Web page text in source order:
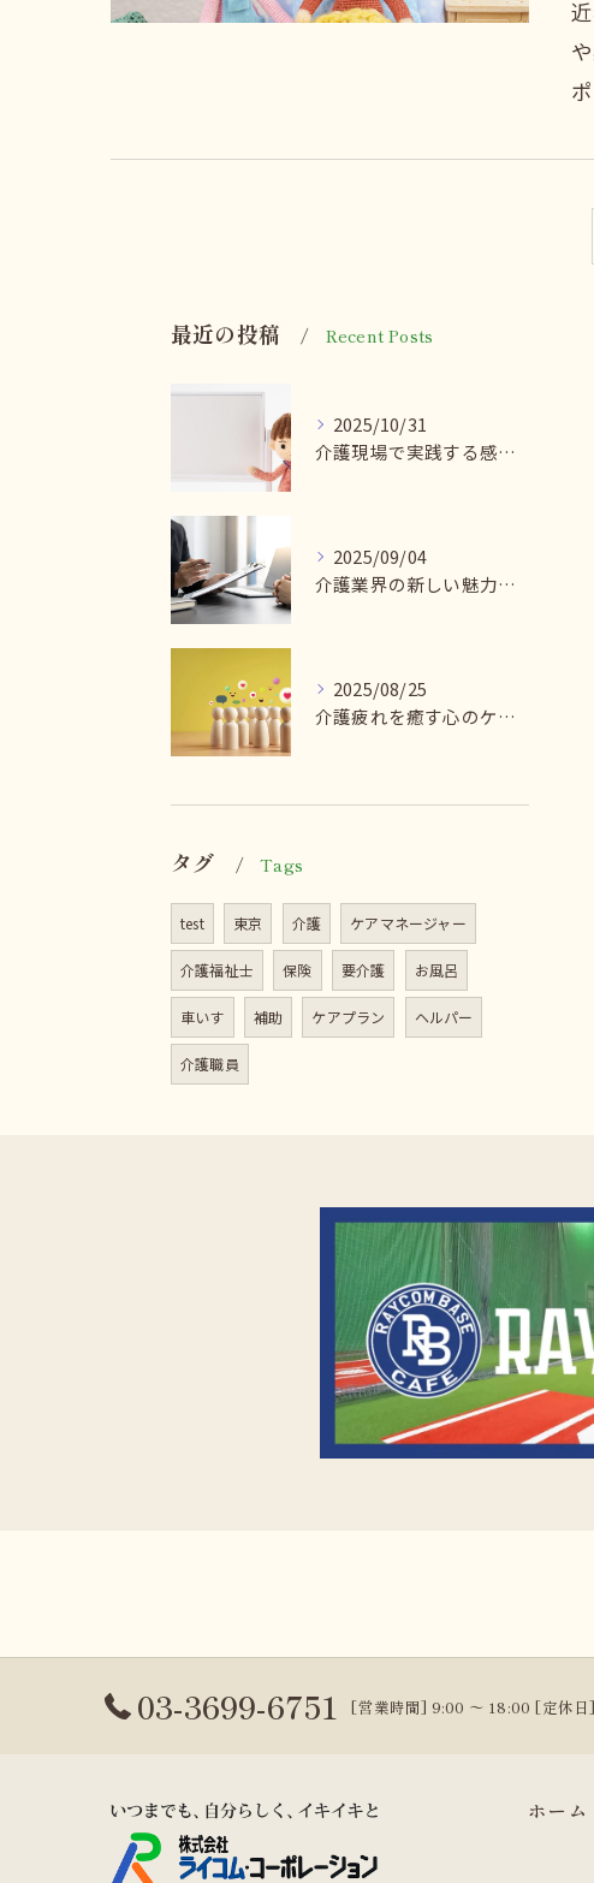
最近の投稿 Recent Posts
2025/10/31
介護現場で実践する感染症予防法
2025/09/04
介護業界の新しい魅力を探る
2025/08/25
介護疲れを癒す心のケア法
タグ Tags
test 東京 介護 ケアマネージャー
介護福祉士 保険 要介護 お風呂
車いす 補助 ケアプラン ヘルパー
介護職員
03-3699-6751 [営業時間] 9:00 〜 18:00 [定休日
ホーム